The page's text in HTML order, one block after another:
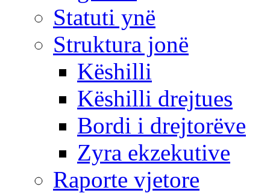
Statuti ynë
Struktura jonë
Këshilli
Këshilli drejtues
Bordi i drejtorëve
Zyra ekzekutive
Raporte vjetore